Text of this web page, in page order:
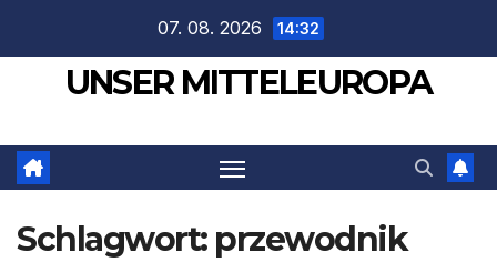
springen
07. 08. 2026 14:32
UNSER MITTELEUROPA
Schlagwort: przewodnik